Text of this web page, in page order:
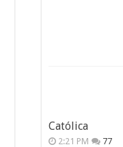
Católica
2:21 PM 77